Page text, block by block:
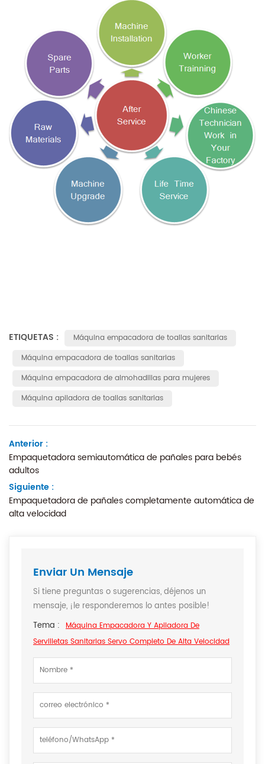
ETIQUETAS :
Máquina empacadora de toallas sanitarias
Máquina empacadora de toallas sanitarias
Máquina empacadora de almohadillas para mujeres
Máquina apiladora de toallas sanitarias
Anterior :
Empaquetadora semiautomática de pañales para bebés
adultos
Siguiente :
Empaquetadora de pañales completamente automática de
alta velocidad
Enviar Un Mensaje
Si tiene preguntas o sugerencias, déjenos un
mensaje, ¡le responderemos lo antes posible!
Tema : Máquina Empacadora Y Apiladora De
Servilletas Sanitarias Servo Completo De Alta Velocidad